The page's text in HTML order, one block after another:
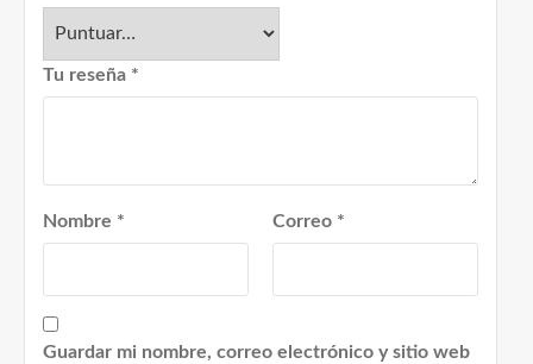
Tu reseña *
Nombre * Correo *
Guardar mi nombre, correo electrónico y sitio web